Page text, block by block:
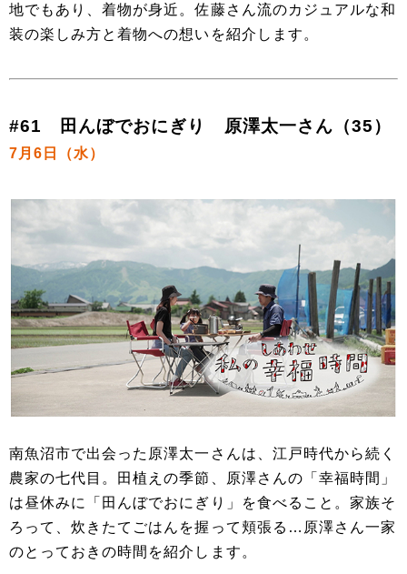
地でもあり、着物が身近。佐藤さん流のカジュアルな和
装の楽しみ方と着物への想いを紹介します。
#61 田んぼでおにぎり 原澤太一さん（35）
7月6日（水）
南魚沼市で出会った原澤太一さんは、江戸時代から続く
農家の七代目。田植えの季節、原澤さんの「幸福時間」
は昼休みに「田んぼでおにぎり」を食べること。家族そ
ろって、炊きたてごはんを握って頬張る…原澤さん一家
のとっておきの時間を紹介します。